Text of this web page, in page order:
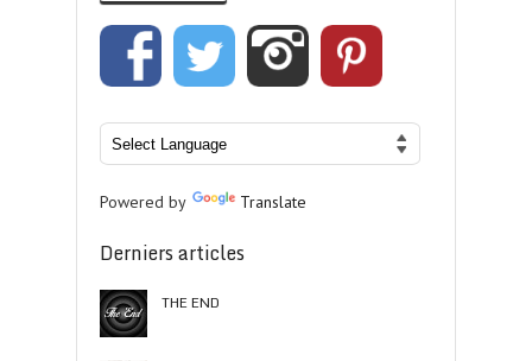
Powered by Translate
Derniers articles
THE END